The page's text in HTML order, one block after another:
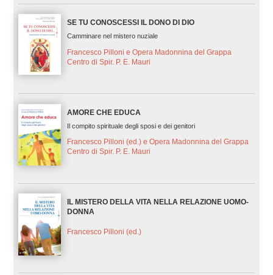
SE TU CONOSCESSI IL DONO DI DIO
Camminare nel mistero nuziale
Francesco Pilloni e Opera Madonnina del Grappa
Centro di Spir. P. E. Mauri
AMORE CHE EDUCA
Il compito spirituale degli sposi e dei genitori
Francesco Pilloni (ed.) e Opera Madonnina del Grappa
Centro di Spir. P. E. Mauri
IL MISTERO DELLA VITA NELLA RELAZIONE UOMO-
DONNA
Francesco Pilloni (ed.)